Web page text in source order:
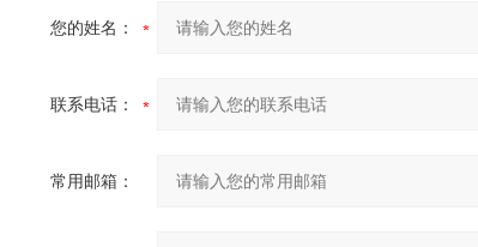
您的姓名：
联系电话：
常用邮箱：